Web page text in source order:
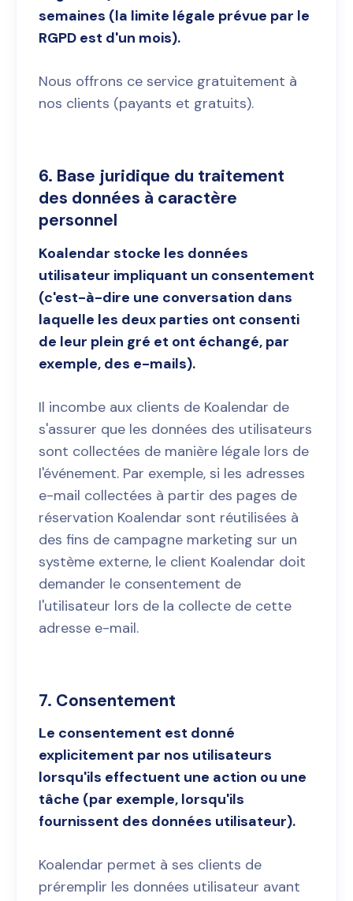
semaines (la limite légale prévue par le
RGPD est d'un mois).
Nous offrons ce service gratuitement à
nos clients (payants et gratuits).
6. Base juridique du traitement
des données à caractère
personnel
Koalendar stocke les données
utilisateur impliquant un consentement
(c'est-à-dire une conversation dans
laquelle les deux parties ont consenti
de leur plein gré et ont échangé, par
exemple, des e-mails).
Il incombe aux clients de Koalendar de
s'assurer que les données des utilisateurs
sont collectées de manière légale lors de
l'événement. Par exemple, si les adresses
e-mail collectées à partir des pages de
réservation Koalendar sont réutilisées à
des fins de campagne marketing sur un
système externe, le client Koalendar doit
demander le consentement de
l'utilisateur lors de la collecte de cette
adresse e-mail.
7. Consentement
Le consentement est donné
explicitement par nos utilisateurs
lorsqu'ils effectuent une action ou une
tâche (par exemple, lorsqu'ils
fournissent des données utilisateur).
Koalendar permet à ses clients de
préremplir les données utilisateur avant